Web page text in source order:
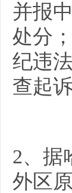
并报
处分
纪违
查起
2、据
外区